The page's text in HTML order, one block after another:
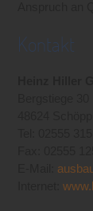
Kontakt
Internet: